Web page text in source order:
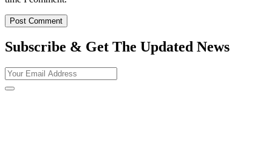
Subscribe & Get The Updated News